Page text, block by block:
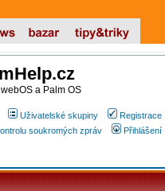
a Palm OS
Uživatelské skupiny
Registrace
soukromých zpráv Přihlášení